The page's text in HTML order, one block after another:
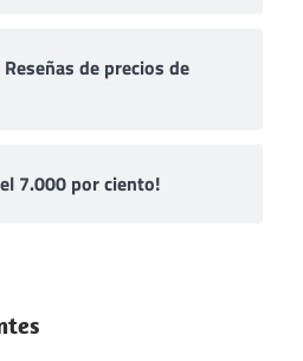
Reseñas de precios de
7.000 por ciento!